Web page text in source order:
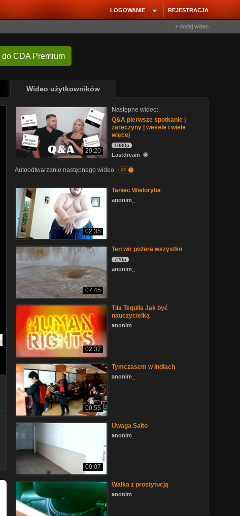
REJESTRACJA
LOGOWANIE
+ dodaj wideo
do CDA Premium
Wideo użytkowników
29:20
Następne wideo:
Q&A pierwsze spotkanie |
zaręczyny | wesele i wiele
więcej
1080p
Lastdream
Autoodtwarzanie następnego wideo on
02:35
Taniec Wieloryba
anonim_
07:45
Ten wir pożera wszystko
720p
anonim_
02:37
Tila Tequila Jak być
nauczycielką
anonim_
00:55
Tymczasem w Indiach
anonim_
00:07
Uwaga Salto
anonim_
Walka z prostytucją
anonim_